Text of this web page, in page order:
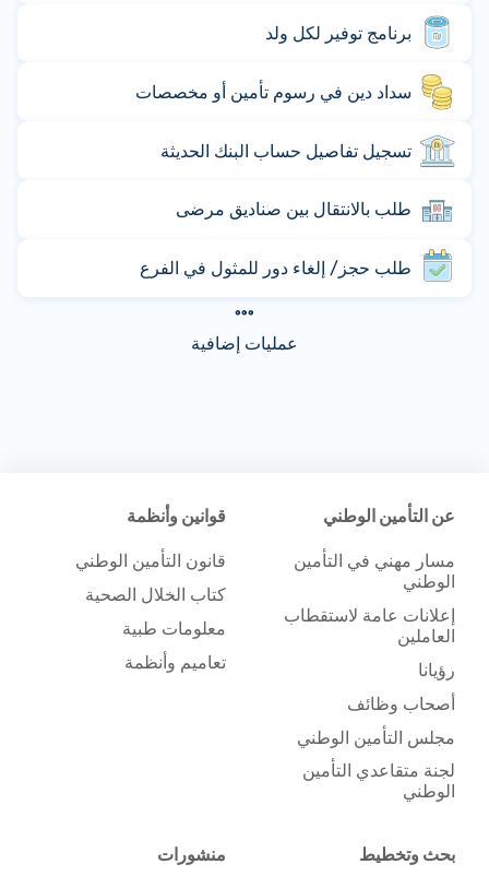
برنامج توفير لكل ولد
سداد دين في رسوم تأمين أو مخصصات
تسجيل تفاصيل حساب البنك الحديثة
طلب بالانتقال بين صناديق مرضى
طلب حجز/ إلغاء دور للمثول في الفرع
عمليات إضافية
عن التأمين الوطني
مسار مهني في التأمين
الوطني
إعلانات عامة لاستقطاب
العاملين
رؤيانا
أصحاب وظائف
مجلس التأمين الوطني
لجنة متقاعدي التأمين
الوطني
قوانين وأنظمة
قانون التأمين الوطني
كتاب الخلال الصحية
معلومات طبية
تعاميم وأنظمة
بحث وتخطيط منشورات